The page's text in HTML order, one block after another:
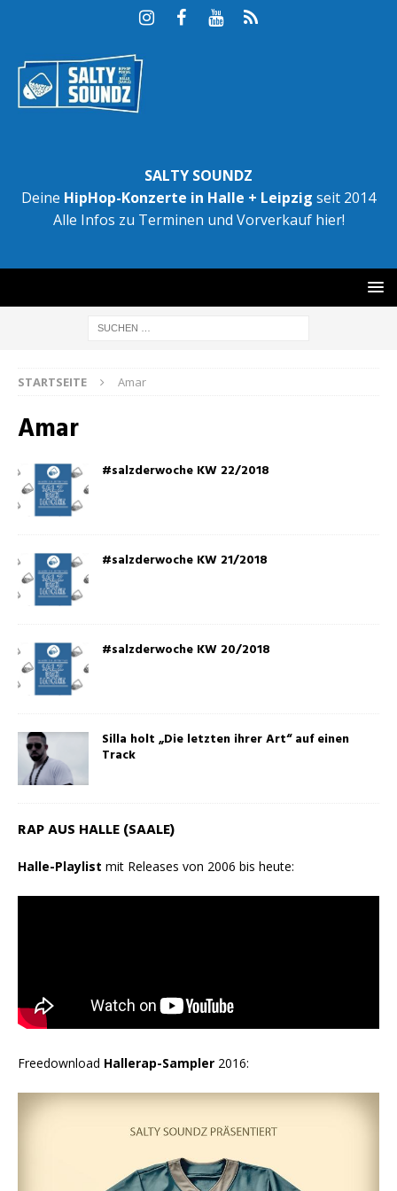
SALTY SOUNDZ
Deine HipHop-Konzerte in Halle + Leipzig seit 2014
Alle Infos zu Terminen und Vorverkauf hier!
STARTSEITE Amar
Amar
#salzderwoche KW 22/2018
#salzderwoche KW 21/2018
#salzderwoche KW 20/2018
Silla holt „Die letzten ihrer Art“ auf einen
Track
RAP AUS HALLE (SAALE)
Halle-Playlist mit Releases von 2006 bis heute:
Freedownload Hallerap-Sampler 2016: